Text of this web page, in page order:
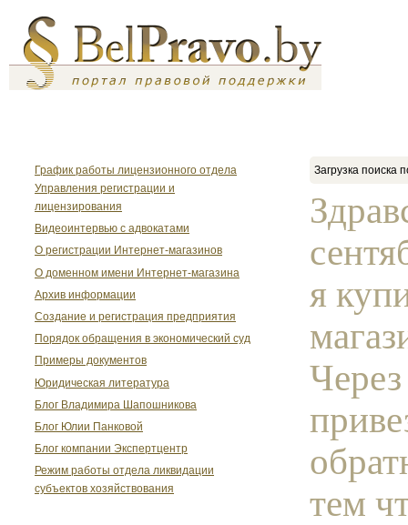
График работы лицензионного отдела
Управления регистрации и
лицензирования
Видеоинтервью с адвокатами
О регистрации Интернет-магазинов
О доменном имени Интернет-магазина
Архив информации
Создание и регистрация предприятия
Порядок обращения в экономический суд
Примеры документов
Юридическая литература
Блог Владимира Шапошникова
Блог Юлии Панковой
Блог компании Экспертцентр
Режим работы отдела ликвидации
субъектов хозяйствования
Загрузка поиска
я
тем